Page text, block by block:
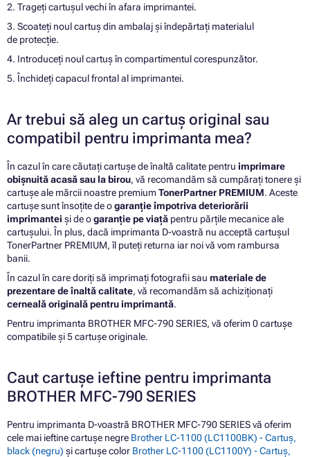
2. Trageți cartușul vechi în afara imprimantei.
3. Scoateți noul cartuș din ambalaj și îndepărtați materialul
de protecție.
4. Introduceți noul cartuș în compartimentul corespunzător.
5. Închideți capacul frontal al imprimantei.
Ar trebui să aleg un cartuș original sau
compatibil pentru imprimanta mea?
În cazul în care căutați cartușe de înaltă calitate pentru imprimare
obișnuită acasă sau la birou, vă recomandăm să cumpărați tonere și
cartușe ale mărcii noastre premiumTonerPartner PREMIUM. Aceste
cartușe sunt însoțite de ogaranție împotriva deteriorării
imprimantei și de ogaranție pe viață pentru părțile mecanice ale
cartușului. În plus, dacă imprimanta D-voastră nu acceptă cartușul
TonerPartner PREMIUM, îl puteți returna iar noi vă vom rambursa
banii.
În cazul în care doriți să imprimați fotografii sau materiale de
prezentare de înaltă calitate, vă recomandăm să achiziționați
cerneală originală pentru imprimantă.
Pentru imprimanta BROTHER MFC-790 SERIES, vă oferim 0 cartușe
compatibile și 5 cartușe originale.
Caut cartușe ieftine pentru imprimanta
BROTHER MFC-790 SERIES
Pentru imprimanta D-voastră BROTHER MFC-790 SERIES vă oferim
cele mai ieftine cartușe negre Brother LC-1100 (LC1100BK) - Cartuș,
black (negru) și cartușe color Brother LC-1100 (LC1100Y) - Cartuș,